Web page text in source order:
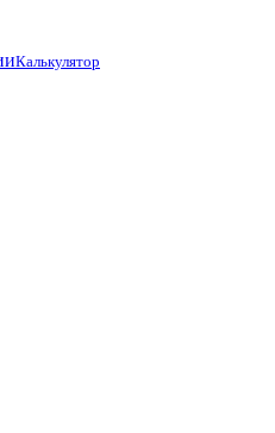
Калькулятор